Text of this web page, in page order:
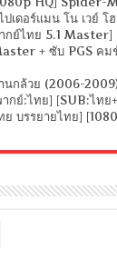
ปเดอร์แมน โน เวย์ โ
กย์ไทย 5.1 Master]
+ ซับ PGS คม
นกล้วย (2006-
ากย์:ไทย] [SUB:ไทย
ย บรรยายไทย]